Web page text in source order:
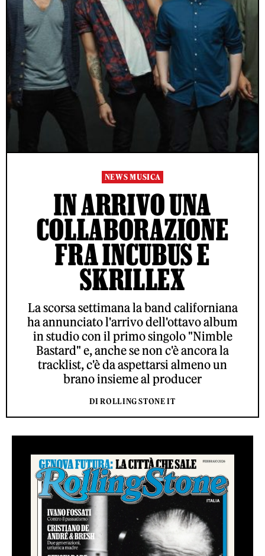
NEWS MUSICA
IN ARRIVO UNA
COLLABORAZIONE
FRA INCUBUS E
SKRILLEX
La scorsa settimana la band californiana
ha annunciato l'arrivo dell'ottavo album
in studio con il primo singolo "Nimble
Bastard" e, anche se non c'è ancora la
tracklist, c'è da aspettarsi almeno un
brano insieme al producer
DI ROLLING STONE IT